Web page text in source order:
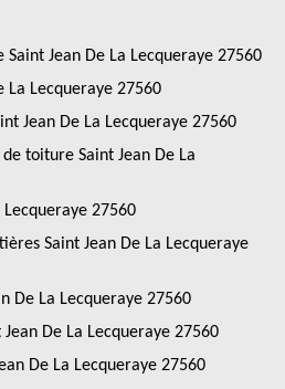
Jean De La Lecqueraye 27560
La Lecqueraye 27560
Jean De La Lecqueraye 27560
toiture Saint Jean De La
Lecqueraye 27560
Saint Jean De La Lecqueraye
De La Lecqueraye 27560
De La Lecqueraye 27560
De La Lecqueraye 27560